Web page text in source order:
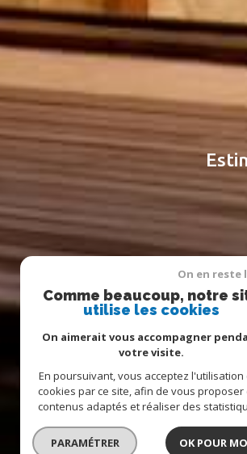
On en reste
Comme beaucoup, notre
utilise les cookies
On aimerait vous accompagner
votre visite.
En poursuivant, vous acceptez l'utilisation
cookies par ce site, afin de vous proposer
contenus adaptés et réaliser des
PARAMÉTRER OK POUR